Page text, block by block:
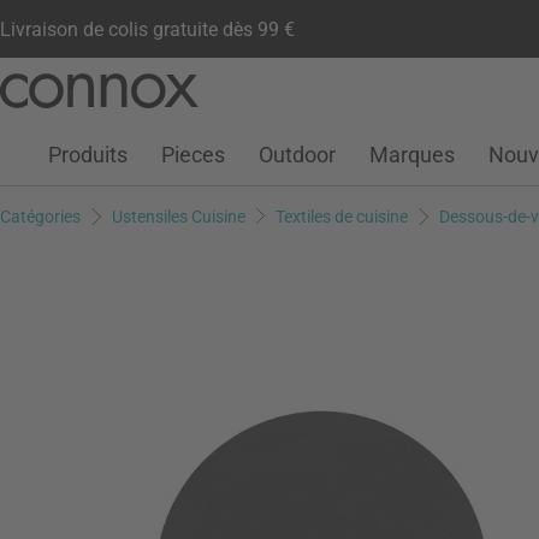
Livraison de colis gratuite dès 99 €
contenu
Compte clientListe de souhaits
Warenkorb
Produits Pieces Outdoor Marques
Catégories Ustensiles Cuisine Textiles de cuisine Dessous-de-